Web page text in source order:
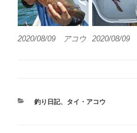
2020/08/09 アコウ 2020/08/09
カ
釣り日記、 タイ・アコウ